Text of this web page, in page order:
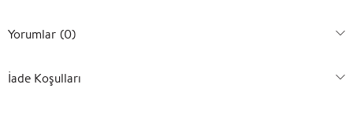
Yorumlar (0)
İade Koşulları